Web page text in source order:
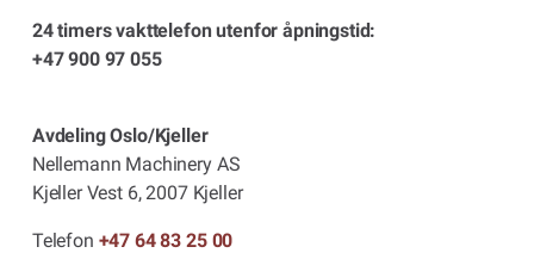
24 timers vakttelefon utenfor åpningstid:
+47 900 97 055
Avdeling Oslo/Kjeller
Nellemann Machinery AS
Kjeller Vest 6, 2007 Kjeller
Telefon +47 64 83 25 00